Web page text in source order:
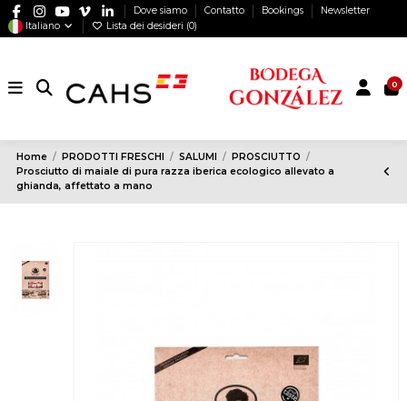
Dove siamo Contatto Bookings
Newsletter
Italiano
Lista dei desideri (0)
0
Home PRODOTTI FRESCHI SALUMI
PROSCIUTTO
Prosciutto di maiale di pura razza iberica ecologico allevato a
ghianda, affettato a mano